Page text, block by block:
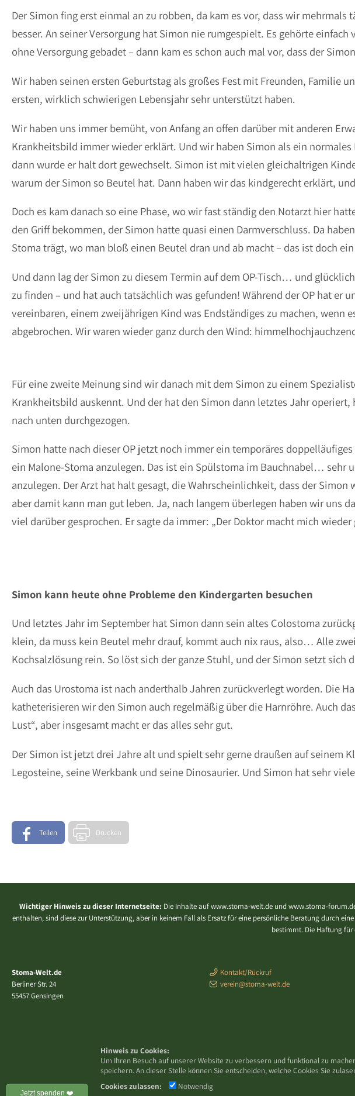
Hinweis zu Cookies:
Um Ihren Besuch auf unserer Website zu verbessern und funktional zu
speichern. An dieser Stelle können Sie entscheiden, welche Cookies Sie
Cookies zulassen:
Notwendig
Der Simon fing erst einmal an zu robben, da kam es vor, dass wir
besser. An seiner Versorgung hat Simon nie rumgespielt. Es gehörte
ohne Versorgung gebadet – dann kam es schon auch mal vor, dass der
Wir haben seinen ersten Geburtstag als großes Fest mit Freunden, Familie
ersten, wirklich schwierigen Lebensjahr sehr unterstützt haben.
Wir haben uns immer bemüht, von Anfang an offen darüber mit anderen
Krankheitsbild immer wieder erklärt. Und wir haben Simon als ein
dann wurde er halt dort gewechselt. Simon ist mit vielen gleichaltrigen
warum der Simon so Beutel hat. Dann haben wir das kindgerecht erklärt,
Doch es kam danach so eine Phase, wo wir fast ständig den Notarzt hier
den Griff bekommen, der Simon hatte quasi einen Darmverschluss. Da
Stoma trägt, wo man bloß einen Beutel dran und ab macht – das ist doch
Und dann lag der Simon zu diesem Termin auf dem OP-Tisch… und
zu finden – und hat auch tatsächlich was gefunden! Während der OP hat
vereinbaren, einem zweijährigen Kind was Endständiges zu machen,
abgebrochen. Wir waren wieder ganz durch den Wind:
Für eine zweite Meinung sind wir danach mit dem Simon zu einem
Krankheitsbild auskennt. Und der hat den Simon dann letztes Jahr operiert,
nach unten durchgezogen.
Simon hatte nach dieser OP jetzt noch immer ein temporäres
ein Malone-Stoma anzulegen. Das ist ein Spülstoma im Bauchnabel… sehr
anzulegen. Der Arzt hat halt gesagt, die Wahrscheinlichkeit, dass der
aber damit kann man gut leben. Ja, nach langem überlegen haben wir uns
viel darüber gesprochen. Er sagte da immer: „Der Doktor macht mich wieder
Simon kann heute ohne Probleme den Kindergarten besuchen
Und letztes Jahr im September hat Simon dann sein altes Colostoma
klein, da muss kein Beutel mehr drauf, kommt auch nix raus, also… Alle
Kochsalzlösung rein. So löst sich der ganze Stuhl, und der Simon setzt
Auch das Urostoma ist nach anderthalb Jahren zurückverlegt worden. Die
katheterisieren wir den Simon auch regelmäßig über die Harnröhre. Auch
Lust“, aber insgesamt macht er das alles sehr gut.
Der Simon ist jetzt drei Jahre alt und spielt sehr gerne draußen auf seinem
Legosteine, seine Werkbank und seine Dinosaurier. Und Simon hat sehr
Teilen Drucken
Wichtiger Hinweis zu dieser Internetseite: Die Inhalte auf www.stoma-welt.de und www.stoma-
enthalten, sind diese zur Unterstützung, aber in keinem Fall als Ersatz für eine persönliche Beratung durch
bestimmt. Die Haftung für
Stoma-Welt.de
Berliner Str. 24
55457 Gensingen
Kontakt/Rückruf
verein@stoma-welt.de
Jetzt spenden ❤️